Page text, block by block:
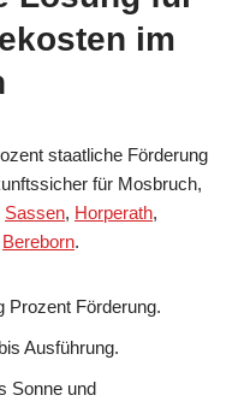
im
staatliche Förderung
für Mosbruch,
Sassen, Horperath,
Bereborn.
Prozent Förderung.
Ausführung.
Sonne und